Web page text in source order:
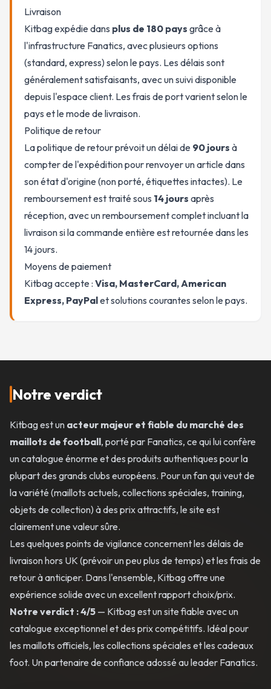
Livraison
Kitbag expédie dans plus de 180 pays grâce à
l'infrastructure Fanatics, avec plusieurs options
(standard, express) selon le pays. Les délais sont
généralement satisfaisants, avec un suivi disponible
depuis l'espace client. Les frais de port varient selon le
pays et le mode de livraison.
Politique de retour
La politique de retour prévoit un délai de 90 jours à
compter de l'expédition pour renvoyer un article dans
son état d'origine (non porté, étiquettes intactes). Le
remboursement est traité sous 14 jours après
réception, avec un remboursement complet incluant la
livraison si la commande entière est retournée dans les
14 jours.
Moyens de paiement
Kitbag accepte : Visa, MasterCard, American
Express, PayPalet solutions courantes selon le pays.
Notre verdict
Kitbag est un acteur majeur et fiable du marché des
maillots de football, porté par Fanatics, ce qui lui confère
un catalogue énorme et des produits authentiques pour la
plupart des grands clubs européens. Pour un fan qui veut de
la variété (maillots actuels, collections spéciales, training,
objets de collection) à des prix attractifs, le site est
clairement une valeur sûre.
Les quelques points de vigilance concernent les délais de
livraison hors UK (prévoir un peu plus de temps) et les frais de
retour à anticiper. Dans l'ensemble, Kitbag offre une
expérience solide avec un excellent rapport choix/prix.
Notre verdict : 4/5 — Kitbag est un site fiable avec un
catalogue exceptionnel et des prix compétitifs. Idéal pour
les maillots officiels, les collections spéciales et les cadeaux
foot. Un partenaire de confiance adossé au leader Fanatics.